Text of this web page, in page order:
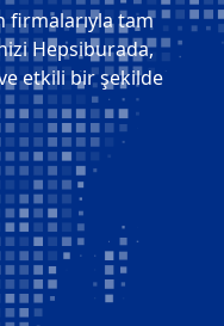
firmalarıyla tam
Hepsiburada,
etkili bir şekilde